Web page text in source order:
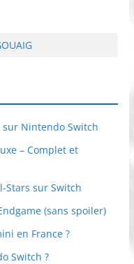
sur Nintendo Switch
– Complet et
Stars sur Switch
(sans spoiler)
en France ?
Switch ?